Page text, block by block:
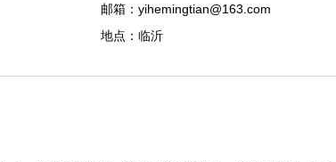
邮箱：yihemingtian@163.com
地点：临沂